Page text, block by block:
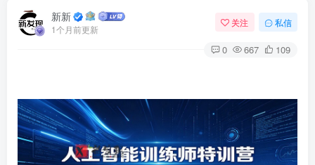
新新
1个月前更新
关注 私信
0 667 109